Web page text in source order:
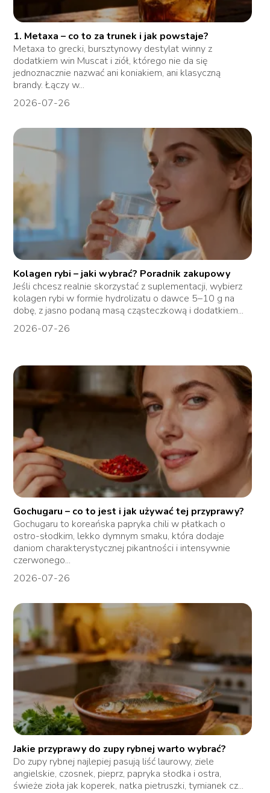
1. Metaxa – co to za trunek i jak powstaje?
Metaxa to grecki, bursztynowy destylat winny z
dodatkiem win Muscat i ziół, którego nie da się
jednoznacznie nazwać ani koniakiem, ani klasyczną
brandy. Łączy w...
2026-07-26
Kolagen rybi – jaki wybrać? Poradnik zakupowy
Jeśli chcesz realnie skorzystać z suplementacji, wybierz
kolagen rybi w formie hydrolizatu o dawce 5–10 g na
dobę, z jasno podaną masą cząsteczkową i dodatkiem...
2026-07-26
Gochugaru – co to jest i jak używać tej przyprawy?
Gochugaru to koreańska papryka chili w płatkach o
ostro-słodkim, lekko dymnym smaku, która dodaje
daniom charakterystycznej pikantności i intensywnie
czerwonego...
2026-07-26
Jakie przyprawy do zupy rybnej warto wybrać?
Do zupy rybnej najlepiej pasują liść laurowy, ziele
angielskie, czosnek, pieprz, papryka słodka i ostra,
świeże zioła jak koperek, natka pietruszki, tymianek cz...